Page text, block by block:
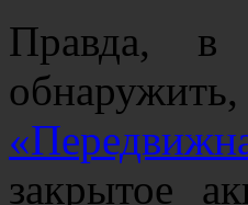
Правда, в
закрытое